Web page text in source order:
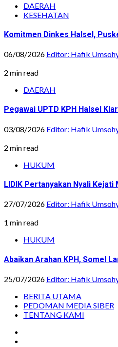
DAERAH
KESEHATAN
Komitmen Dinkes Halsel,
06/08/2026 Editor: Hafik
2 min read
DAERAH
Pegawai UPTD KPH Halsel
03/08/2026 Editor: Hafik
2 min read
HUKUM
LIDIK Pertanyakan Nyali Kejati
27/07/2026 Editor: Hafik
1 min read
HUKUM
Abaikan Arahan KPH, Somel
25/07/2026 Editor: Hafik
BERITA UTAMA
PEDOMAN MEDIA SIBER
TENTANG KAMI